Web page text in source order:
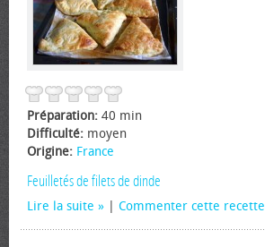
Préparation: 40 min
Difficulté: moyen
Origine: France
Feuilletés de filets de dinde
Lire la suite Commenter cette recette